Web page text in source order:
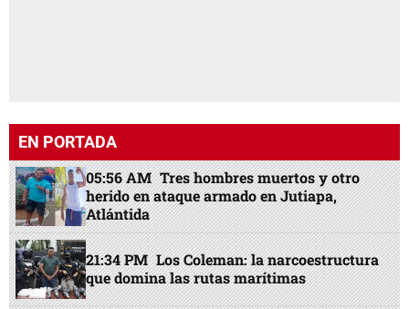
EN PORTADA
05:56 AM Tres hombres muertos y otro
herido en ataque armado en Jutiapa,
Atlántida
21:34 PM Los Coleman: la narcoestructura
que domina las rutas marítimas